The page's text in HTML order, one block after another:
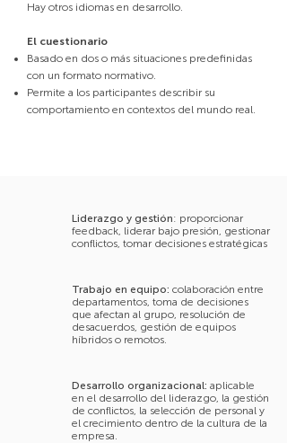
Hay otros idiomas en desarrollo.
El cuestionario
Basado en dos o más situaciones predefinidas
con un formato normativo.
Permite a los participantes describir su
comportamiento en contextos del mundo real.
Liderazgo y gestión: proporcionar
feedback, liderar bajo presión, gestionar
conflictos, tomar decisiones estratégicas
Trabajo en equipo: colaboración entre
departamentos, toma de decisiones
que afectan al grupo, resolución de
desacuerdos, gestión de equipos
híbridos o remotos.
Desarrollo organizacional: aplicable
en el desarrollo del liderazgo, la gestión
de conflictos, la selección de personal y
el crecimiento dentro de la cultura de la
empresa.